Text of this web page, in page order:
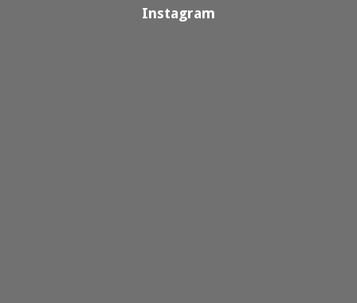
Instagram